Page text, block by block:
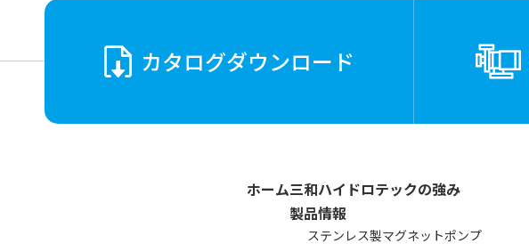
カタログダウンロード
ホーム三和ハイドロテックの強み
製品情報
ステンレス製マグネットポンプ